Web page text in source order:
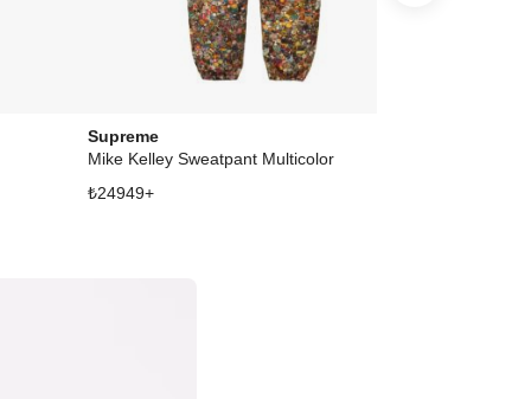
Supreme
Mike Kelley Sweatpant Multicolor
₺24949+